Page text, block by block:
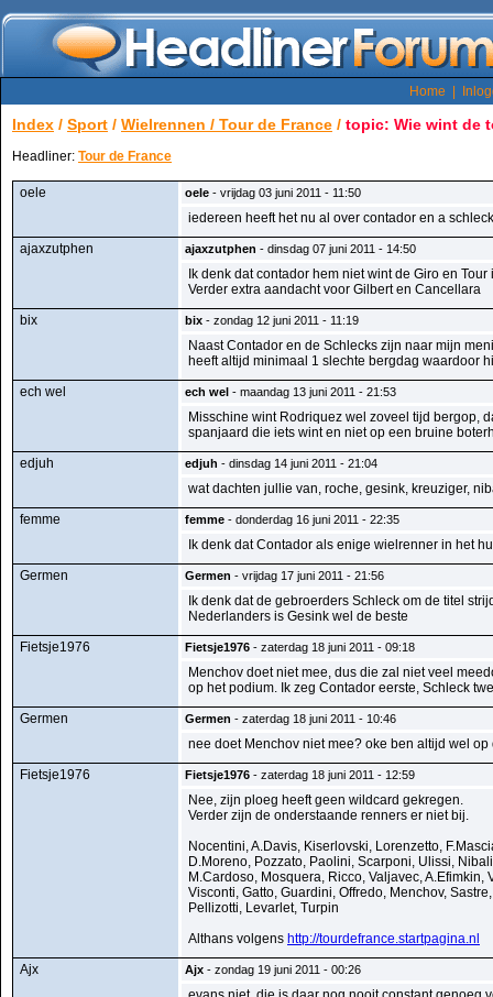
Home
Index / Sport / Wielrennen / Tour de France / topic: Wie wint de
Headliner: Tour de France
oele oele - vrijdag 03 juni 2011 - 11:50
iedereen heeft het nu al over contador en a
ajaxzutphen
ajaxzutphen - dinsdag 07 juni 2011 - 14:50
Ik denk dat contador hem niet wint de Giro en
Verder extra aandacht voor Gilbert en Cancellara
bix
bix - zondag 12 juni 2011 - 11:19
Naast Contador en de Schlecks zijn naar mijn
heeft altijd minimaal 1 slechte bergdag waardoor
ech wel
ech wel - maandag 13 juni 2011 - 21:53
Misschine wint Rodriquez wel zoveel tijd bergop,
spanjaard die iets wint en niet op een bruine
edjuh
edjuh - dinsdag 14 juni 2011 - 21:04
wat dachten jullie van, roche, gesink, kreuziger,
femme
femme - donderdag 16 juni 2011 - 22:35
Ik denk dat Contador als enige wielrenner in het
Germen
Germen - vrijdag 17 juni 2011 - 21:56
Ik denk dat de gebroerders Schleck om de titel
Nederlanders is Gesink wel de beste
Fietsje1976
Fietsje1976 - zaterdag 18 juni 2011 - 09:18
Menchov doet niet mee, dus die zal niet veel
op het podium. Ik zeg Contador eerste, Schleck
Germen
Germen - zaterdag 18 juni 2011 - 10:46
nee doet Menchov niet mee? oke ben altijd wel
Fietsje1976
Fietsje1976 - zaterdag 18 juni 2011 - 12:59
Nee, zijn ploeg heeft geen wildcard gekregen.
Verder zijn de onderstaande renners er niet bij.
Nocentini, A.Davis, Kiserlovski, Lorenzetto,
D.Moreno, Pozzato, Paolini, Scarponi, Ulissi,
M.Cardoso, Mosquera, Ricco, Valjavec,
Visconti, Gatto, Guardini, Offredo, Menchov,
Pellizotti, Levarlet, Turpin
Althans volgens http://tourdefrance.startpagina.nl
Ajx
Ajx - zondag 19 juni 2011 - 00:26